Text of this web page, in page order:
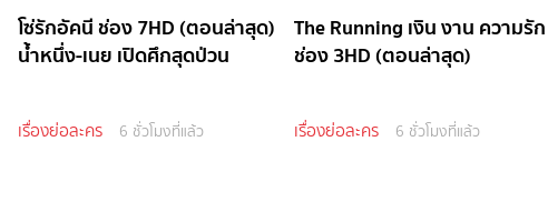
โซ่รักอัคนี ช่อง 7HD (ตอนล่าสุด)
น้ำหนึ่ง-เนย เปิดศึกสุดป่วน
เรื่องย่อละคร 6 ชั่วโมงที่แล้ว
The Running เงิน งาน ความรัก
ช่อง 3HD (ตอนล่าสุด)
เรื่องย่อละคร 6 ชั่วโมงที่แล้ว